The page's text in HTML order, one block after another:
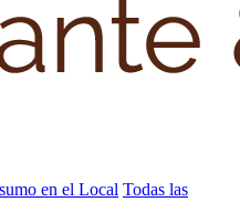
en el Local Todas las